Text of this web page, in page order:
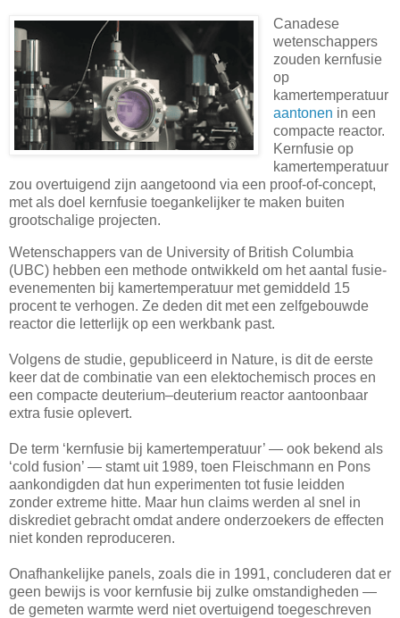
Canadese
wetenschappers
zouden kernfusie
op
kamertemperatuur
aantonen in een
compacte reactor.
Kernfusie op
kamertemperatuur
zou overtuigend zijn aangetoond via een proof-of-concept,
met als doel kernfusie toegankelijker te maken buiten
grootschalige projecten.
Wetenschappers van de University of British Columbia
(UBC) hebben een methode ontwikkeld om het aantal fusie-
evenementen bij kamertemperatuur met gemiddeld 15
procent te verhogen. Ze deden dit met een zelfgebouwde
reactor die letterlijk op een werkbank past.
Volgens de studie, gepubliceerd in Nature, is dit de eerste
keer dat de combinatie van een elektochemisch proces en
een compacte deuterium–deuterium reactor aantoonbaar
extra fusie oplevert.
De term ‘kernfusie bij kamertemperatuur’ — ook bekend als
‘cold fusion’ — stamt uit 1989, toen Fleischmann en Pons
aankondigden dat hun experimenten tot fusie leidden
zonder extreme hitte. Maar hun claims werden al snel in
diskrediet gebracht omdat andere onderzoekers de effecten
niet konden reproduceren.
Onafhankelijke panels, zoals die in 1991, concluderen dat er
geen bewijs is voor kernfusie bij zulke omstandigheden —
de gemeten warmte werd niet overtuigend toegeschreven